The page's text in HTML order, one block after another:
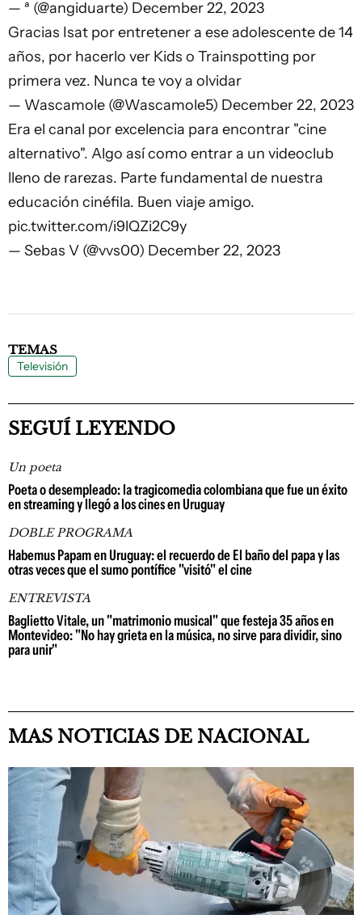
— ª (@angiduarte) December 22, 2023
Gracias Isat por entretener a ese adolescente de 14
años, por hacerlo ver Kids o Trainspotting por
primera vez. Nunca te voy a olvidar
— Wascamole (@Wascamole5) December 22, 2023
Era el canal por excelencia para encontrar "cine
alternativo". Algo así como entrar a un videoclub
lleno de rarezas. Parte fundamental de nuestra
educación cinéfila. Buen viaje amigo.
pic.twitter.com/i9lQZi2C9y
— Sebas V (@vvs00) December 22, 2023
TEMAS
Televisión
SEGUÍ LEYENDO
Un poeta
Poeta o desempleado: la tragicomedia colombiana que fue un éxito
en streaming y llegó a los cines en Uruguay
DOBLE PROGRAMA
Habemus Papam en Uruguay: el recuerdo de El baño del papa y las
otras veces que el sumo pontífice "visitó" el cine
ENTREVISTA
Baglietto Vitale, un "matrimonio musical" que festeja 35 años en
Montevideo: "No hay grieta en la música, no sirve para dividir, sino
para unir"
MAS NOTICIAS DE NACIONAL